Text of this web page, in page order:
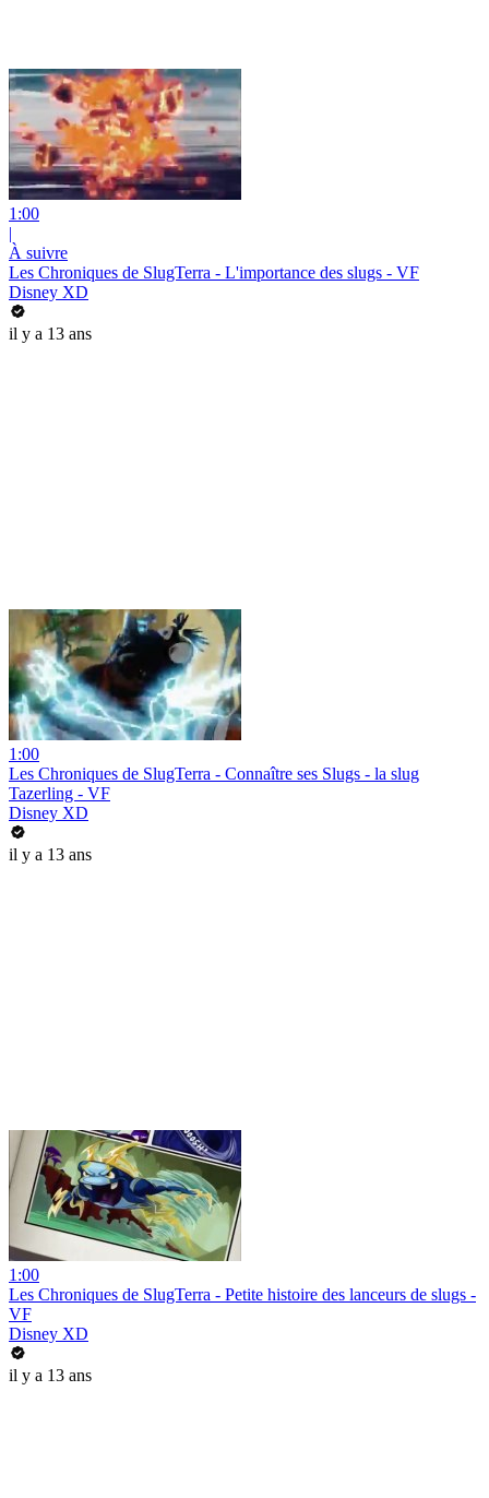
1:00
|
À suivre
Les Chroniques de SlugTerra - L'importance des slugs - VF
Disney XD
il y a 13 ans
1:00
Les Chroniques de SlugTerra - Connaître ses Slugs - la slug
Tazerling - VF
Disney XD
il y a 13 ans
1:00
Les Chroniques de SlugTerra - Petite histoire des lanceurs de slugs -
VF
Disney XD
il y a 13 ans